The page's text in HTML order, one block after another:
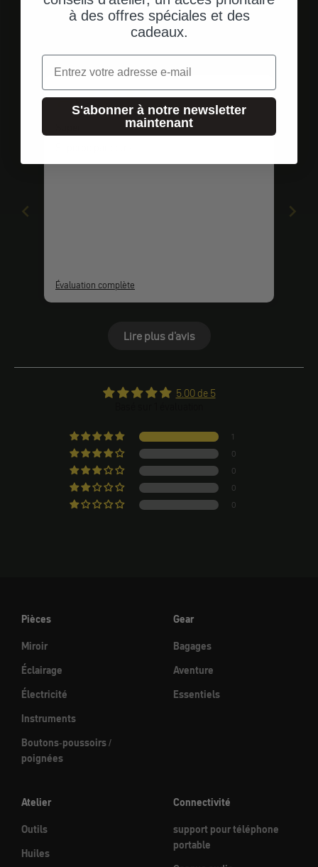
Témoignages de clients
F Frank
Évaluation complète
Lire plus d'avis
5.00 de 5
1
0
0
0
0
Pièces
Miroir
Éclairage
Électricité
Instruments
Boutons-poussoirs /
poignées
Gear
Bagages
Aventure
Essentiels
Atelier
Outils
Huiles
Connectivité
support pour téléphone
portable
à des offres spéciales et des
cadeaux.
Email
S'abonner à notre newsletter
maintenant